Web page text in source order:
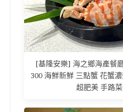
[基隆安樂] 海之鄉海產餐
300 海鮮新鮮 三點蟹 花蟹
超肥美 手路